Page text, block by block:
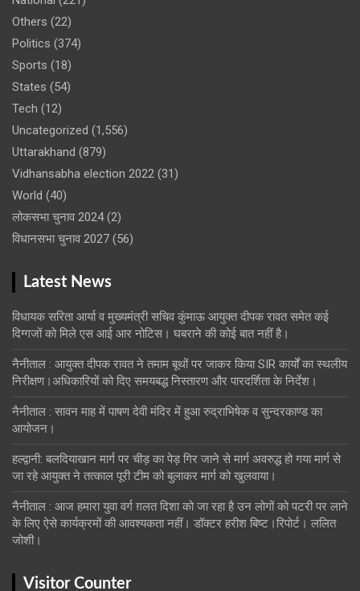
Others (22)
Politics (374)
Sports (18)
States (54)
Tech (12)
Uncategorized (1,556)
Uttarakhand (879)
Vidhansabha election 2022 (31)
World (40)
लोकसभा चुनाव 2024(2)
विधानसभा चुनाव 2027 (56)
Latest News
विधायक सरिता आर्या व मुख्यमंत्री सचिव कुंमाऊ आयुक्त दीपक रावत समेत कई
दिग्गजों को मिले एस आई आर नोटिस। घबराने की कोई बात नहीं है।
नैनीताल : आयुक्त दीपक रावत ने तमाम बूथों पर जाकर किया SIR कार्यों का स्थलीय
निरीक्षण।अधिकारियों को दिए समयबद्ध निस्तारण और पारदर्शिता के निर्देश।
नैनीताल : सावन माह में पाषण देवी मंदिर में हुआ रुद्राभिषेक व सुन्दरकाण्ड का
आयोजन।
हल्द्वानी: बलदियाखान मार्ग पर चीड़ का पेड़ गिर जाने से मार्ग अवरुद्ध हो गया मार्ग से
जा रहे आयुक्त ने तत्काल पूरी टीम को बुलाकर मार्ग को खुलवाया।
नैनीताल : आज हमारा युवा वर्ग ग़लत दिशा को जा रहा है उन लोगों को पटरी पर लाने
के लिए ऐसे कार्यक्रमों की आवश्यकता नहीं। डॉक्टर हरीश बिष्ट।रिपोर्ट। ललित
जोशी।
Visitor Counter